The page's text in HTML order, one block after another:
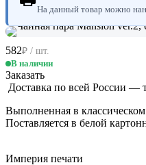
На данный товар можно
582₽ / шт.
В наличии
Заказать
Доставка по всей России —
Выполненная в
Поставляется в белой
Империя печати